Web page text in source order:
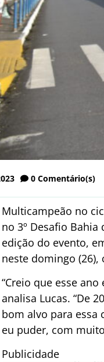
0 Comentário(s)
Multicampeão no
no 3º Desafio
edição do evento,
neste domingo (26),
“Creio que esse
analisa Lucas. “De
bom alvo para essa
eu puder, com
Publicidade